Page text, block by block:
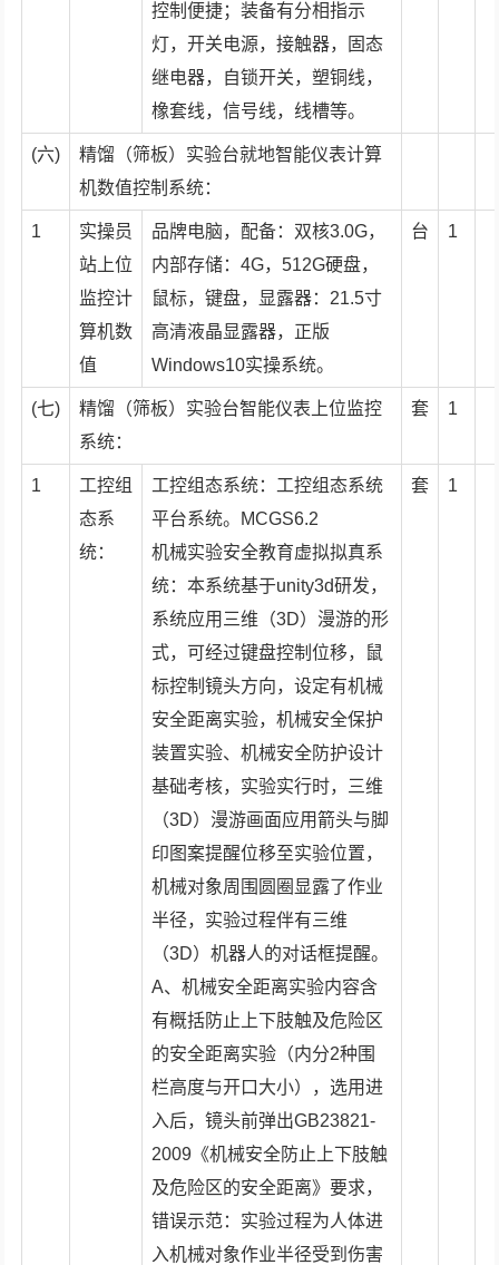
控制便捷；装备有分相指示
灯，开关电源，接触器，固态
继电器，自锁开关，塑铜线，
橡套线，信号线，线槽等。
(六)
精馏（筛板）实验台就地智能仪表计算
机数值控制系统：
1
实操员
站上位
监控计
算机数
值
品牌电脑，配备：双核3.0G，
内部存储：4G，512G硬盘，
鼠标，键盘，显露器：21.5寸
高清液晶显露器，正版
Windows10实操系统。
台 1
(七)
精馏（筛板）实验台智能仪表上位监控
系统：
套 1
1
工控组
态系
统：
工控组态系统：工控组态系统
平台系统。MCGS6.2
机械实验安全教育虚拟拟真系
统：本系统基于unity3d研发，
系统应用三维（3D）漫游的形
式，可经过键盘控制位移，鼠
标控制镜头方向，设定有机械
安全距离实验，机械安全保护
装置实验、机械安全防护设计
基础考核，实验实行时，三维
（3D）漫游画面应用箭头与脚
印图案提醒位移至实验位置，
机械对象周围圆圈显露了作业
半径，实验过程伴有三维
（3D）机器人的对话框提醒。
A、机械安全距离实验内容含
有概括防止上下肢触及危险区
的安全距离实验（内分2种围
栏高度与开口大小），选用进
入后，镜头前弹出GB23821-
2009《机械安全防止上下肢触
及危险区的安全距离》要求，
错误示范：实验过程为人体进
入机械对象作业半径受到伤害
套 1